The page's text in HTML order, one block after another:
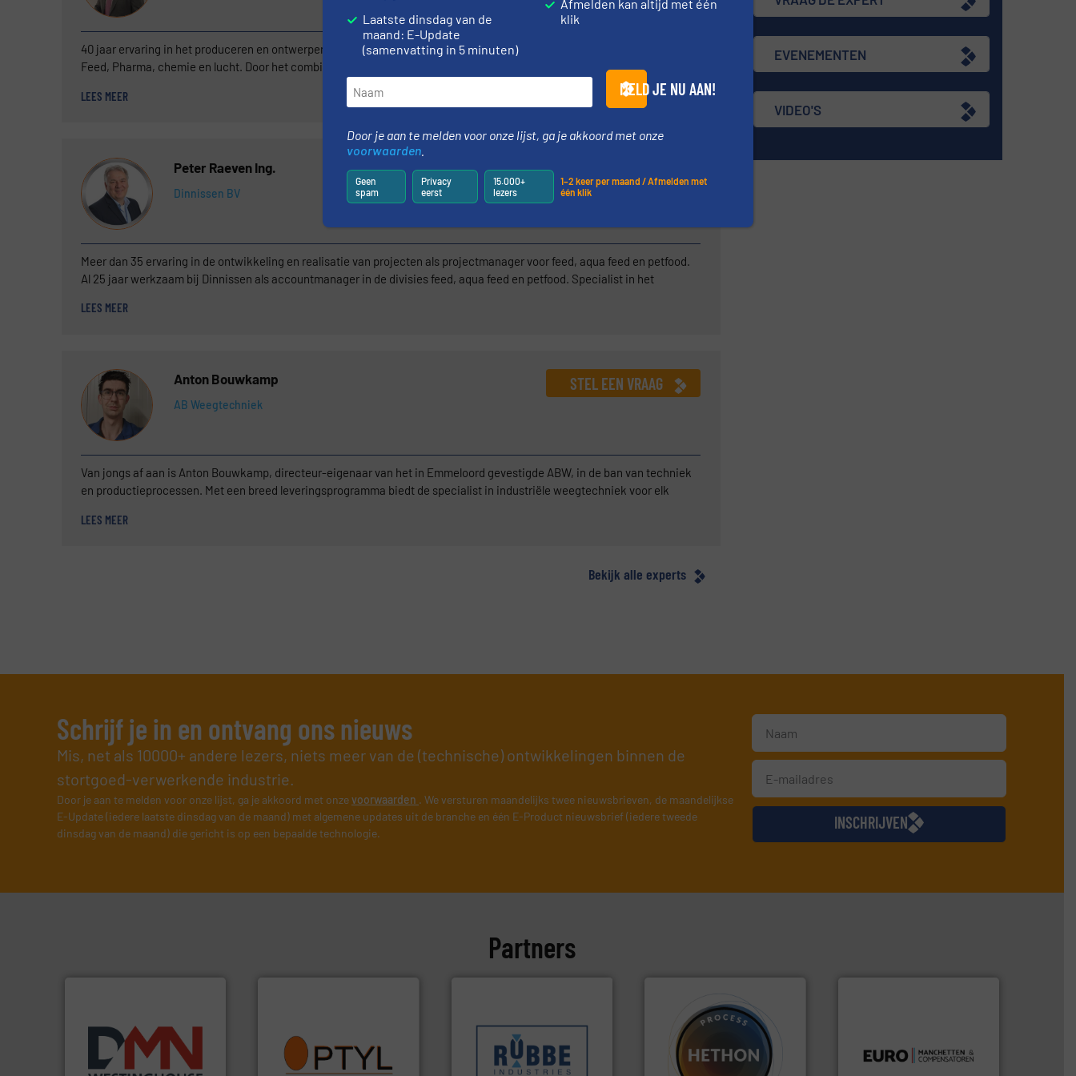
40 jaar ervaring in het produceren en ontwerpen van flexibele verbindingen voor industriële toepassingen voor Food,
Feed, Pharma, chemie en lucht. Door het combineren van al die ervaring en kennis uit verschillende industriën waarin hij
actief is geweest Zijn doel is om door continue te blijven onderzoeken en experimenteren producten te kunnen maken
die gecertificeerd zijn en altijd volgens de laatste wet- en regelgeving voldoen aan de allerhoogste kwaliteitsstandaard.
LEES MEER
Peter Raeven Ing.
Dinnissen BV
Meer dan 35 ervaring in de ontwikkeling en realisatie van projecten als projectmanager voor feed, aqua feed en petfood.
Al 25 jaar werkzaam bij Dinnissen als accountmanager in de divisies feed, aqua feed en petfood. Specialist in het
coaten met vloeistof- en poedersystemen.
LEES MEER
Anton Bouwkamp
AB Weegtechniek
STEL EEN VRAAG
Van jongs af aan is Anton Bouwkamp, directeur-eigenaar van het in Emmeloord gevestigde ABW, in de ban van techniek
en productieprocessen. Met een breed leveringsprogramma biedt de specialist in industriële weegtechniek voor elk
zuivelindustrie, recycling, kunstmest- en diervoederindustrie is het klantenportefeuille van ABW buitengewoon divers te
industriële weegsystemen een klantspecifieke benadering. Op basis van de gewenste gebruikstoepassingen en
LEES MEER
Bekijk alle experts
EVENEMENTEN
VIDEO'S
Schrijf je in en ontvang ons nieuws
Mis, net als 10000+ andere lezers, niets meer van de (technische) ontwikkelingen binnen de
stortgoed-verwerkende industrie.
Door je aan te melden voor onze lijst, ga je akkoord met onzevoorwaarden . We versturen maandelijks twee nieuwsbrieven, de maandelijkse
E-Update (iedere laatste dinsdag van de maand) met algemene updates uit de branche en één E-Product nieuwsbrief (iedere tweede
dinsdag van de maand) die gericht is op een bepaalde technologie.
INSCHRIJVEN
Partners
farmaceutische,
mineralen-, energie en
biomassa industrieën.
Meer info ➜
QAL1 metingen: Optyl is het
aanspreekpunt voor uw
vragen omtrent stof.Meer
verpakking- en
transportprocessen die
klanten in verschillende
sectoren hebben geholpen.
name bij lastig te verwerken
materialen.Meer info ➜
dan dertig jaar actief op het
gebied van flexibele
Laatste dinsdag van de
maand: E-Update
(samenvatting in 5 minuten)
Afmelden kan altijd met één
klik
MELD JE NU AAN!
Door je aan te melden voor onze lijst, ga je akkoord met onze
voorwaarden
Geen
spam
Privacy
eerst
15.000+
lezers
1–2 keer per maand / Afmelden met
één klik